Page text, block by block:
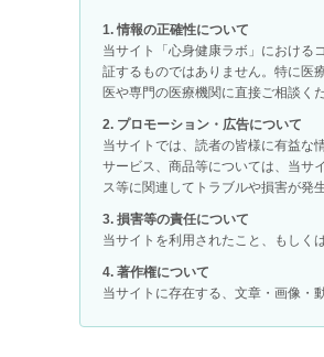
1. 情報の正確性について
当サイト「心身健康ラボ」における
証するものではありません。特に医
医や専門の医療機関に直接ご相談く
2. プロモーション・広告について
当サイトでは、読者の皆様に有益な
サービス、商品等については、当サ
ス等に関連してトラブルや損害が発
3. 損害等の責任について
当サイトを利用されたこと、もしく
4. 著作権について
当サイトに存在する、文章・画像・